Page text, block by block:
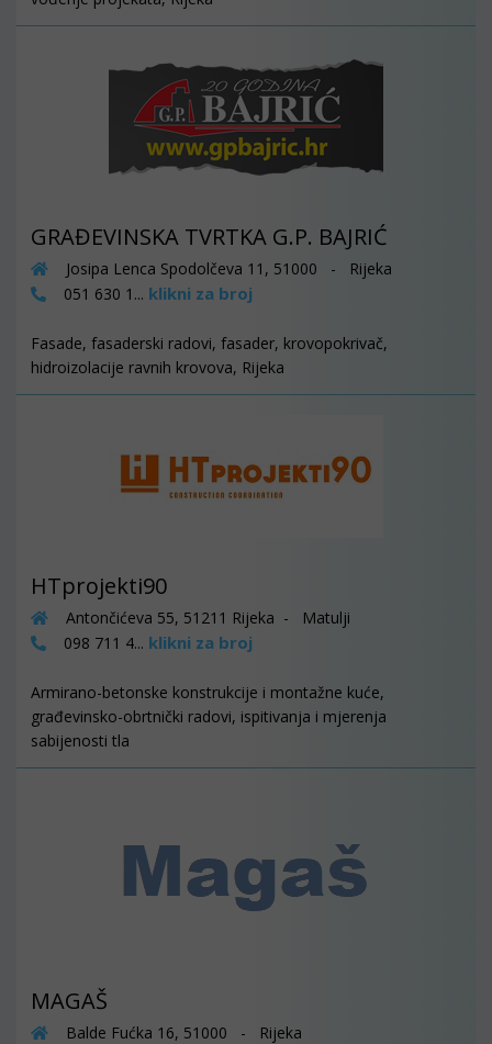
GRAĐEVINSKA TVRTKA G.P. BAJRIĆ
Josipa Lenca Spodolčeva 11, 51000 - Rijeka
051 630 1... klikni za broj
Fasade, fasaderski radovi, fasader, krovopokrivač,
hidroizolacije ravnih krovova, Rijeka
HTprojekti90
Antončićeva 55, 51211 Rijeka - Matulji
098 711 4... klikni za broj
Armirano-betonske konstrukcije i montažne kuće,
građevinsko-obrtnički radovi, ispitivanja i mjerenja
sabijenosti tla
MAGAŠ
Balde Fućka 16, 51000 - Rijeka